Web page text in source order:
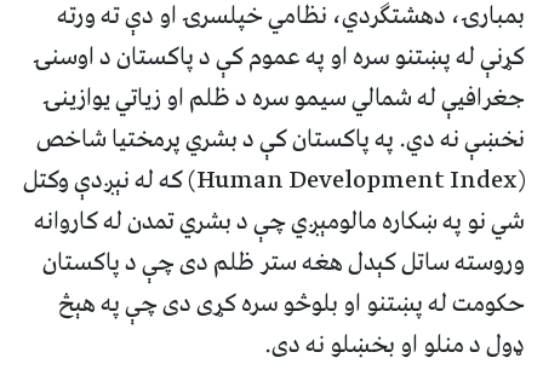
بمبارۍ، دهشتګردي، نظامي خپلسرۍ او دې ته ورته
کړنې له پښتنو سره او په عموم کې د پاکستان د اوسنۍ
جغرافیې له شمالي سیمو سره د ظلم او زیاتي یوازینۍ
نخښې نه دي. په پاکستان کې د بشري پرمختیا شاخص
(Human Development Index) که له نېږدې وکتل
شي نو په ښکاره مالومېږي چې د بشري تمدن له کاروانه
وروسته ساتل کېدل هغه ستر ظلم دی چې د پاکستان
حکومت له پښتنو او بلوڅو سره کړی دی چې په هېڅ
ډول د منلو او بخښلو نه دی.